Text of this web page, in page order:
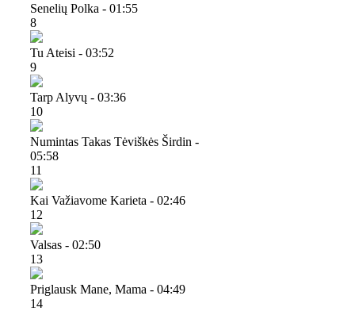
Senelių Polka - 01:55
8
Tu Ateisi - 03:52
9
Tarp Alyvų - 03:36
10
Numintas Takas Tėviškės Širdin -
05:58
11
Kai Važiavome Karieta - 02:46
12
Valsas - 02:50
13
Priglausk Mane, Mama - 04:49
14